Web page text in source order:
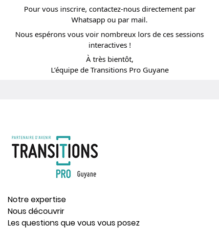
Pour vous inscrire, contactez-nous directement par
Whatsapp ou par mail.
Nous espérons vous voir nombreux lors de ces sessions
interactives !
À très bientôt,
L’équipe de Transitions Pro Guyane
Notre expertise
Nous découvrir
Les questions que vous vous posez